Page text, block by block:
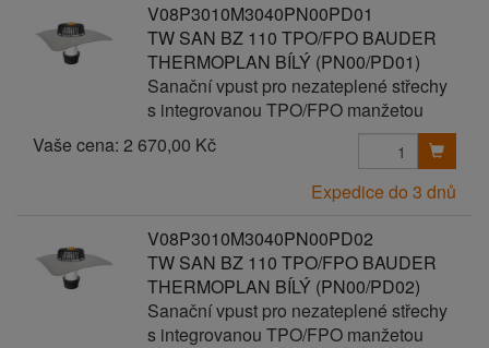
V08P3010M3040PN00PD01
TW SAN BZ 110 TPO/FPO BAUDER
THERMOPLAN BÍLÝ (PN00/PD01)
Sanační vpust pro nezateplené střechy
s integrovanou TPO/FPO manžetou
Vaše cena: 2 670,00 Kč
Expedice do 3 dnů
V08P3010M3040PN00PD02
TW SAN BZ 110 TPO/FPO BAUDER
THERMOPLAN BÍLÝ (PN00/PD02)
Sanační vpust pro nezateplené střechy
s integrovanou TPO/FPO manžetou